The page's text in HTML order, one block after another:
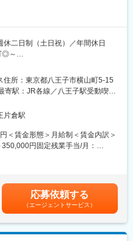
るという大きなやりがいが実感
にご利用いただいているシステ
に業務を進めていただける方を歓
会社です。アプリ開発などの最
的に行っています。介護の記録に
に活かしています。
飲食店も多く便利な立地です。
冷蔵庫も設置しております。
二日制（土日祝）／年間休日
◎～
依頼を受け、現場調査・立会鑑
席し、主に書面鑑定を行います。
生した時に、現地へ赴き災害対
を行います。
共済連、こくみん共済、アクア少
短 など
住所：東京都八王子市横山町5-15
寄駅：JR各線／八王子駅受動喫煙
・分煙）変更の範囲：会社の定め
片倉駅
＜賃金形態＞月給制＜賃金内訳＞
円固定残業手当/月：
定します。■昇給：年1回■賞与：
ヶ月分■資格手当、現場手当、出
金額であり、選考を通じて上下
額)は固定手当を含めた表記です。
応募依頼する
（エージェントサービス）